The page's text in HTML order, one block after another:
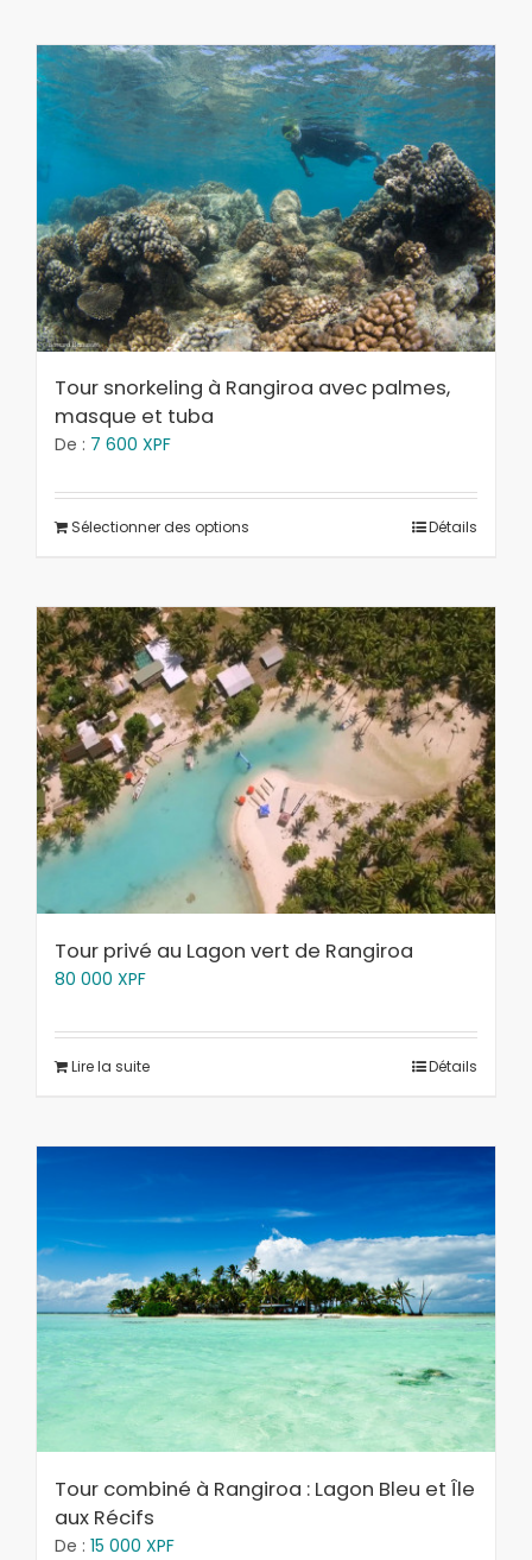
Tour snorkeling à Rangiroa avec palmes,
masque et tuba
De : 7 600 XPF
Sélectionner des options Détails
Tour privé au Lagon vert de Rangiroa
80 000 XPF
Lire la suite Détails
Tour combiné à Rangiroa : Lagon Bleu et Île
aux Récifs
De : 15 000 XPF